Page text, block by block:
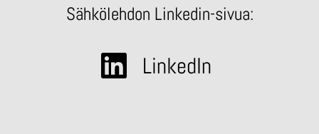
Sähkölehdon Linkedin-sivua:
LinkedIn